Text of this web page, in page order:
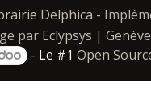
Delphica -
par Eclypsys | Genève
- Le #1Open